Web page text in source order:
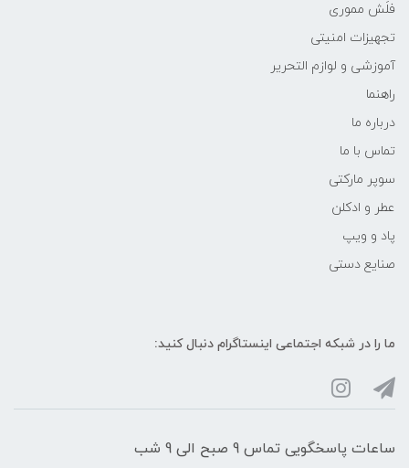
فلَش مموری
تجهیزات امنیتی
آموزشی و لوازم التحریر
راهنما
درباره ما
تماس با ما
سوپر مارکتی
عطر و ادکلن
پاد و ویپ
صنایع دستی
ما را در شبکه‌ اجتماعی اینستاگرام دنبال کنید:
ساعات پاسخگویی تماس 9 صبح الی 9 شب